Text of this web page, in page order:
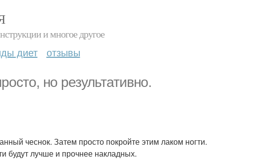
и многое другое
диет отзывы
но результативно.
чеснок. Затем просто покройте этим лаком ногти.
будут лучше и прочнее накладных.